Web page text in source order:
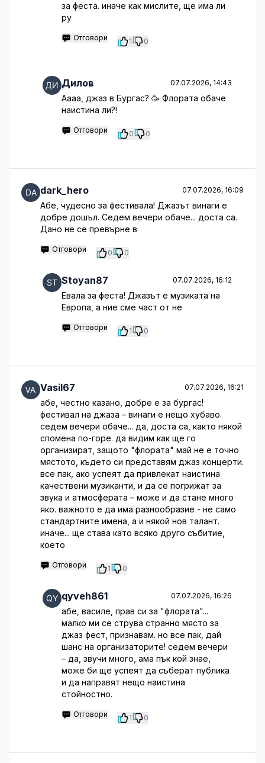
за феста. иначе как мислите, ще има ли
ру
Отговори 1 0
Дилов 07.07.2026, 14:43
Аааа, джаз в Бургас? 🥳 Флората обаче
наистина ли?!
Отговори 0 0
dark_hero 07.07.2026, 16:09
Абе, чудесно за фестивала! Джазът винаги е
добре дошъл. Седем вечери обаче... доста са.
Дано не се превърне в
Отговори 0 0
Stoyan87 07.07.2026, 16:12
Евала за феста! Джазът е музиката на
Европа, а ние сме част от не
Отговори 1 0
Vasil67 07.07.2026, 16:21
абе, честно казано, добре е за бургас!
фестивал на джаза – винаги е нещо хубаво.
седем вечери обаче... да, доста са, както някой
спомена по-горе. да видим как ще го
организират, защото "флората" май не е точно
мястото, където си представям джаз концерти.
все пак, ако успеят да привлекат наистина
качествени музиканти, и да се погрижат за
звука и атмосферата – може и да стане много
яко. важното е да има разнообразие - не само
стандартните имена, а и някой нов талант.
иначе... ще става като всяко друго събитие,
което
Отговори 1 0
qyveh861 07.07.2026, 16:26
абе, василе, прав си за "флората"...
малко ми се струва странно място за
джаз фест, признавам. но все пак, дай
шанс на организаторите! седем вечери
– да, звучи много, ама пък кой знае,
може би ще успеят да съберат публика
и да направят нещо наистина
стойностно.
Отговори 1 0